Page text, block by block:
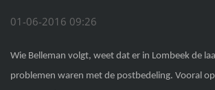
01-06-2016 09:26
Wie Belleman volgt, weet dat er in Lombeek de
problemen waren met de postbedeling. Vooral